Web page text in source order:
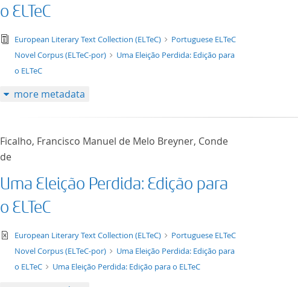
o ELTeC
text/tg.edition+tg.aggregation+xml
European Literary Text Collection (ELTeC)
Portuguese ELTeC
Novel Corpus (ELTeC-por)
Uma Eleição Perdida: Edição para
o ELTeC
more metadata
Ficalho, Francisco Manuel de Melo Breyner, Conde
de
Uma Eleição Perdida: Edição para
o ELTeC
text/xml
European Literary Text Collection (ELTeC)
Portuguese ELTeC
Novel Corpus (ELTeC-por)
Uma Eleição Perdida: Edição para
o ELTeC
Uma Eleição Perdida: Edição para o ELTeC